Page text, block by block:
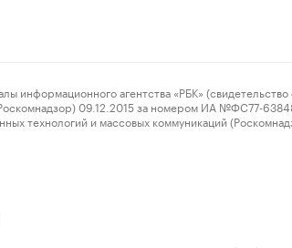
агентства «РБК» (свидетельство
09.12.2015 за номером ИА №ФС77-
технологий и массовых коммуникаций